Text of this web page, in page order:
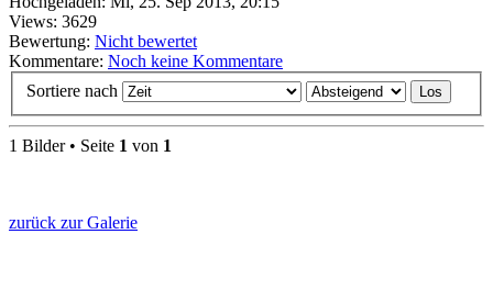
Views: 3629
Bewertung: Nicht bewertet
Kommentare: Noch keine Kommentare
Sortiere nach
1 Bilder • Seite 1 von 1
zurück zur Galerie